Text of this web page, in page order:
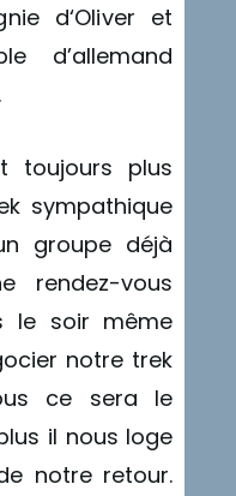
d‘Oliver et
d’allemand
toujours plus
sympathique
groupe déjà
rendez-vous
le soir même
notre trek
ce sera le
il nous loge
notre retour.